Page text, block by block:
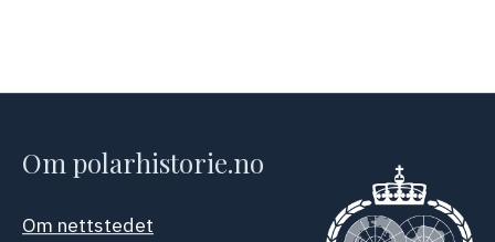
Om polarhistorie.no
Om nettstedet